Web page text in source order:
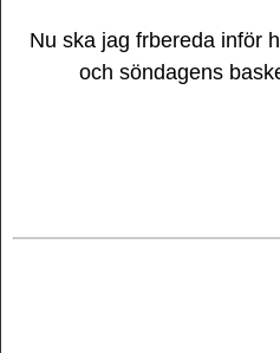
Nu ska jag frbereda inför
och söndagens